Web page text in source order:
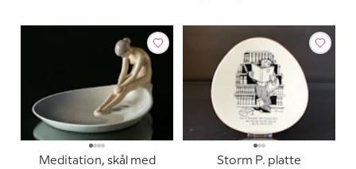
Meditation, skål med
Storm P. platte